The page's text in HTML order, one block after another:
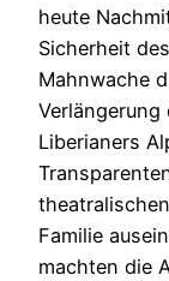
heute
Sicherheit
Mahnwache
Liberianers
Familie
machten die